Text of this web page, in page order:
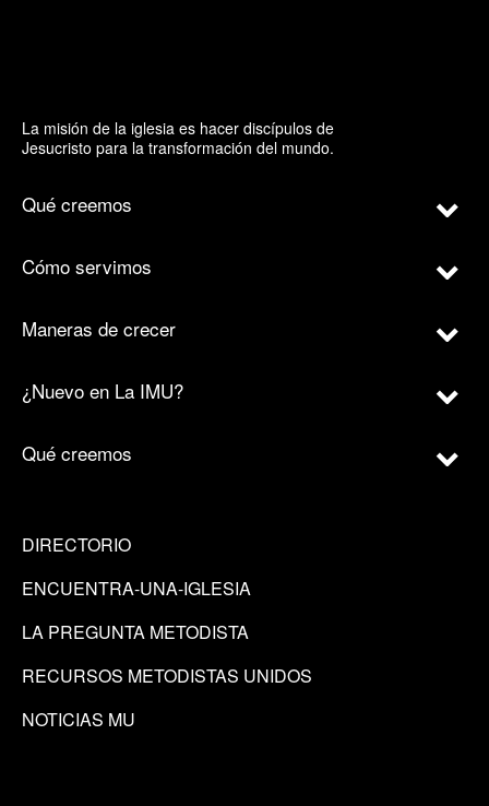
La misión de la iglesia es hacer discípulos de
Jesucristo para la transformación del mundo.
Qué creemos
Cómo servimos
Maneras de crecer
¿Nuevo en La IMU?
Qué creemos
DIRECTORIO
ENCUENTRA-UNA-IGLESIA
LA PREGUNTA METODISTA
RECURSOS METODISTAS UNIDOS
NOTICIAS MU